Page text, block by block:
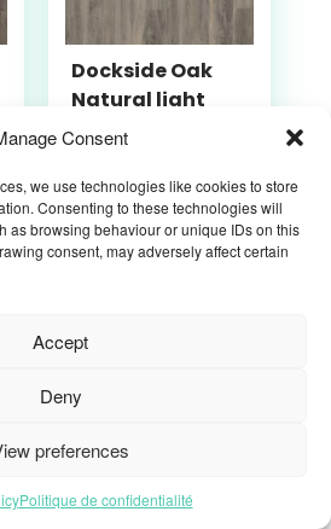
Consent
we use technologies like cookies to store
Consenting to these technologies will
as browsing behaviour or unique IDs on this
consent, may adversely affect certain
Accept
Deny
preferences
Politique de confidentialité
Dockside Oak
Natural light
OFR-030-011N
HOME 30 / SOLIDE
CLICK 30 / Lames
en vinyle / Clic
rigide